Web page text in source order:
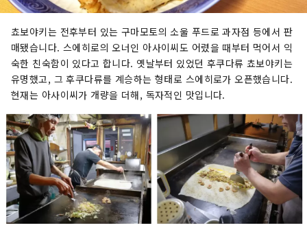
쵸보야키는 전후부터 있는 구마모토의 소울 푸드로 과자점 등에서 판
매됐습니다. 스에히로의 오너인 아사이씨도 어렸을 때부터 먹어서 익
숙한 친숙함이 있다고 합니다. 옛날부터 있었던 후쿠다류 쵸보야키는
유명했고, 그 후쿠다류를 계승하는 형태로 스에히로가 오픈했습니다.
현재는 아사이씨가 개량을 더해, 독자적인 맛입니다.